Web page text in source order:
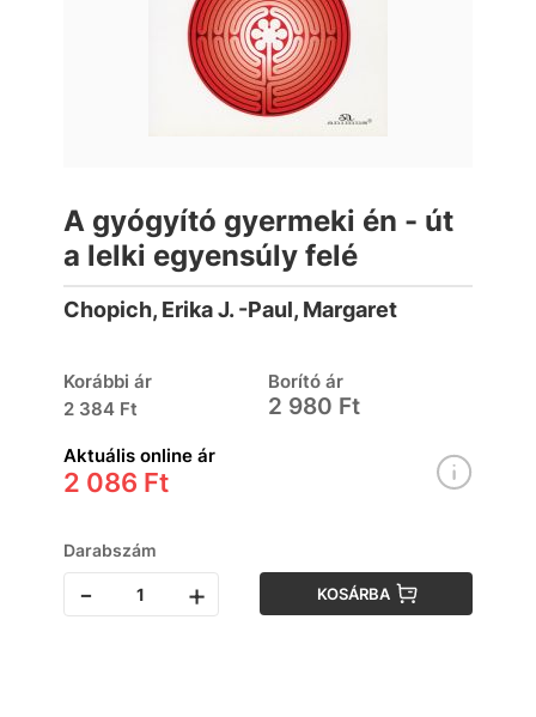
A gyógyító gyermeki én - út
a lelki egyensúly felé
Chopich, Erika J. -Paul, Margaret
Korábbi ár
2 384 Ft
Borító ár
2 980 Ft
Aktuális online ár
2 086 Ft
Darabszám
- + KOSÁRBA